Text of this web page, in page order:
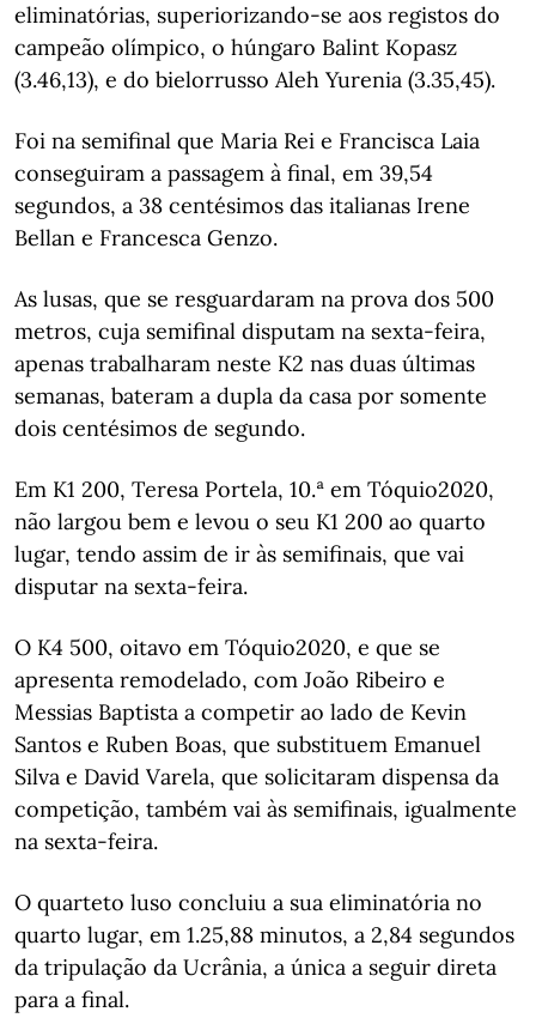
eliminatórias, superiorizando-se aos registos do
campeão olímpico, o húngaro Balint Kopasz
(3.46,13), e do bielorrusso Aleh Yurenia (3.35,45).
Foi na semifinal que Maria Rei e Francisca Laia
conseguiram a passagem à final, em 39,54
segundos, a 38 centésimos das italianas Irene
Bellan e Francesca Genzo.
As lusas, que se resguardaram na prova dos 500
metros, cuja semifinal disputam na sexta-feira,
apenas trabalharam neste K2 nas duas últimas
semanas, bateram a dupla da casa por somente
dois centésimos de segundo.
Em K1 200, Teresa Portela, 10.ª em Tóquio2020,
não largou bem e levou o seu K1 200 ao quarto
lugar, tendo assim de ir às semifinais, que vai
disputar na sexta-feira.
O K4 500, oitavo em Tóquio2020, e que se
apresenta remodelado, com João Ribeiro e
Messias Baptista a competir ao lado de Kevin
Santos e Ruben Boas, que substituem Emanuel
Silva e David Varela, que solicitaram dispensa da
competição, também vai às semifinais, igualmente
na sexta-feira.
O quarteto luso concluiu a sua eliminatória no
quarto lugar, em 1.25,88 minutos, a 2,84 segundos
da tripulação da Ucrânia, a única a seguir direta
para a final.